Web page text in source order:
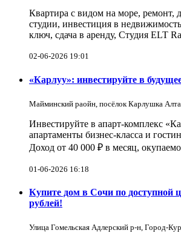
Квартира с видом на море, ремонт,
студии, инвестиция в
ключ, сдача в аренду, Студия ELT
02-06-2026 19:01
«Карлуу»: инвестируйте в
Майминский раойн, посёлок Карлушка
Инвестируйте в апарт-комплекс
апартаменты бизнес-класса и
Доход от 40 000 ₽ в месяц,
01-06-2026 16:18
Купите дом в Сочи по доступной
рублей!
Улица Гомельская Адлерский р-н, Город-